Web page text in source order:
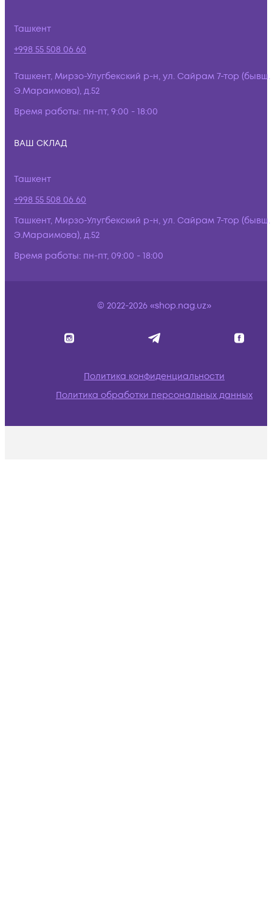
Ташкент
+998 55 508 06 60
Ташкент, Мирзо-Улугбекский р-н, ул. Сайрам 7-тор (бывш.
Э.Мараимова), д.52
Время работы: пн-пт, 9:00 - 18:00
ВАШ СКЛАД
Ташкент
+998 55 508 06 60
Ташкент, Мирзо-Улугбекский р-н, ул. Сайрам 7-тор (бывш.
Э.Мараимова), д.52
Время работы: пн-пт, 09:00 - 18:00
© 2022-2026 «shop.nag.uz»
Политика конфиденциальности
Политика обработки персональных данных